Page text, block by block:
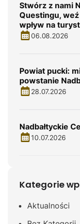
Stwórz z nami
Questingu,
wpływ na
06.08.2026
Powiat pucki:
powstanie
28.07.2026
Nadbałtyckie
10.07.2026
Kategorie
Aktualności